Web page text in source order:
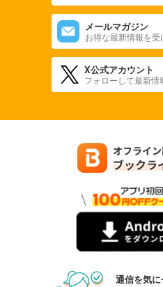
メールマガジン
お得な最新情報を受
X公式アカウント
フォローして最新情
通信を気に